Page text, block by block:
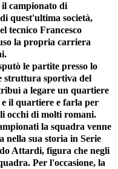
campionato di
quest'ultima società,
tecnico Francesco
la propria carriera
le partite presso lo
struttura sportiva del
a legare un quartiere
il quartiere e farla per
occhi di molti romani.
la squadra venne
nella sua storia in Serie
Attardi, figura che negli
Per l'occasione, la